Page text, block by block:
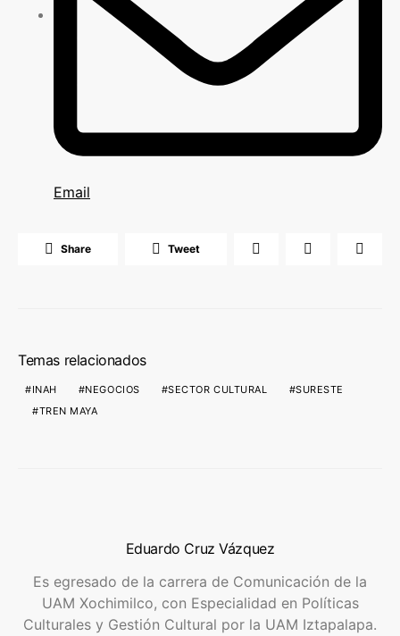
Email
Share Tweet
Temas relacionados
INAH NEGOCIOS SECTOR CULTURAL
SURESTE
TREN MAYA
Eduardo Cruz Vázquez
Es egresado de la carrera de Comunicación de la
UAM Xochimilco, con Especialidad en Políticas
Culturales y Gestión Cultural por la UAM Iztapalapa.